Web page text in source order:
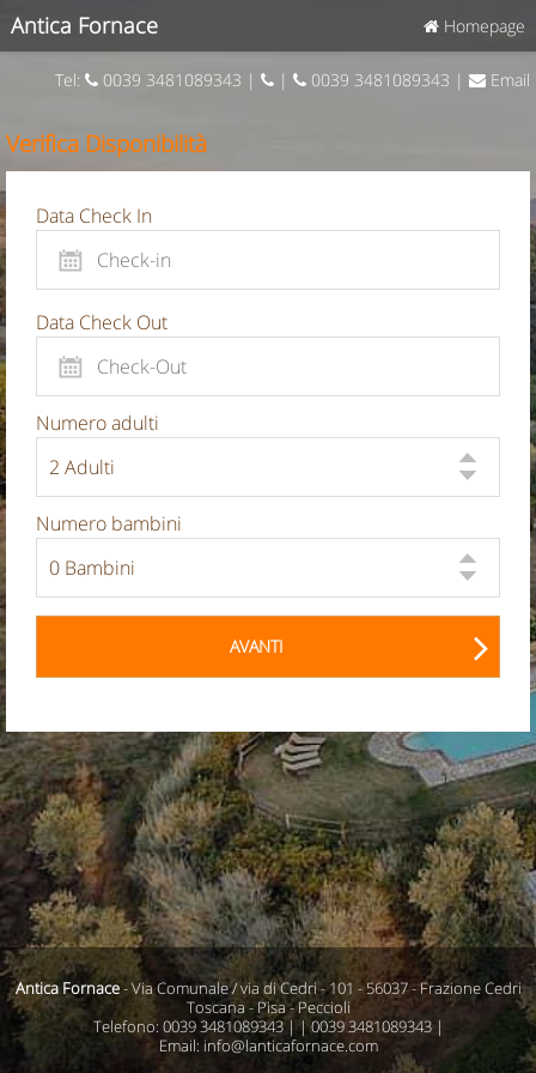
Antica Fornace Homepage
Tel: 0039 3481089343 | | 0039 3481089343 | Email
Verifica Disponibilità
Data Check In
Data Check Out
Numero adulti
Numero bambini
AVANTI
Antica Fornace- Via Comunale / via di Cedri - 101 - 56037 - Frazione Cedri
Toscana - Pisa - Peccioli
Telefono: 0039 3481089343 | | 0039 3481089343 |
Email: info@lanticafornace.com